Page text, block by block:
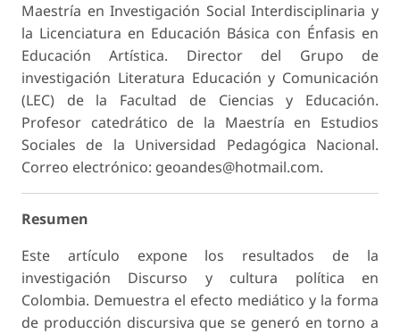
Maestría en Investigación Social Interdisciplinaria y
la Licenciatura en Educación Básica con Énfasis en
Educación Artística. Director del Grupo de
investigación Literatura Educación y Comunicación
(LEC) de la Facultad de Ciencias y Educación.
Profesor catedrático de la Maestría en Estudios
Sociales de la Universidad Pedagógica Nacional.
Correo electrónico: geoandes@hotmail.com.
Resumen
Este artículo expone los resultados de la
investigación Discurso y cultura política en
Colombia. Demuestra el efecto mediático y la forma
de producción discursiva que se generó en torno a